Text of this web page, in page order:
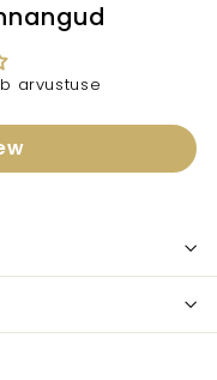
arvustuse